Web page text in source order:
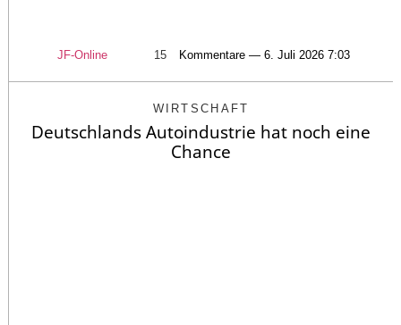
JF-Online 15 Kommentare — 6. Juli 2026 7:03
WIRTSCHAFT
Deutschlands Autoindustrie hat noch eine
Chance